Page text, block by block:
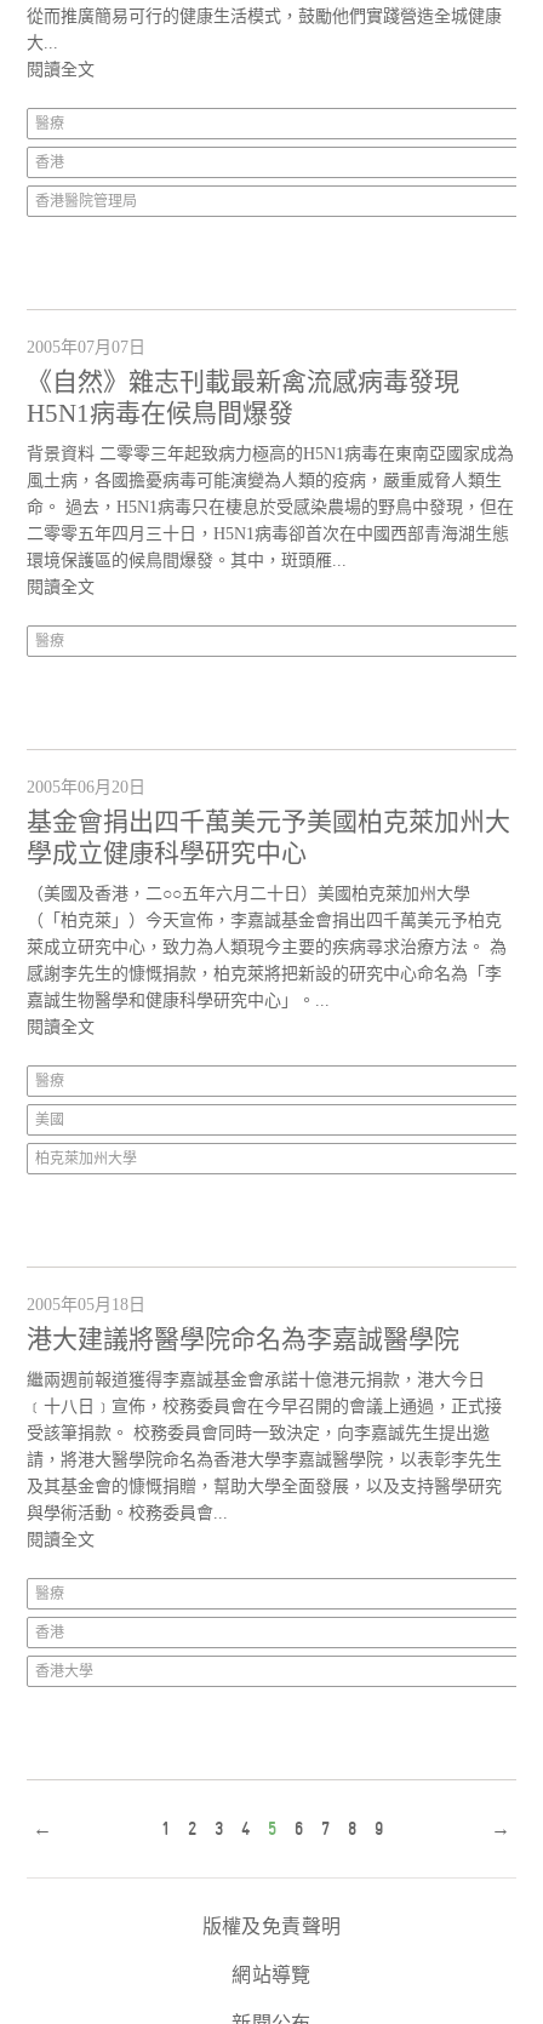
從而推廣簡易可行的健康生活模式，鼓勵他們實踐營造全城健康
大...
閱讀全文
醫療
香港
香港醫院管理局
2005年07月07日
《自然》雜志刊載最新禽流感病毒發現
H5N1病毒在候鳥間爆發
背景資料 二零零三年起致病力極高的H5N1病毒在東南亞國家成為
風土病，各國擔憂病毒可能演變為人類的疫病，嚴重威脅人類生
命。 過去，H5N1病毒只在棲息於受感染農場的野鳥中發現，但在
二零零五年四月三十日，H5N1病毒卻首次在中國西部青海湖生態
環境保護區的候鳥間爆發。其中，斑頭雁...
閱讀全文
醫療
2005年06月20日
基金會捐出四千萬美元予美國柏克萊加州大
學成立健康科學研究中心
（美國及香港，二○○五年六月二十日）美國柏克萊加州大學
（「柏克萊」）今天宣佈，李嘉誠基金會捐出四千萬美元予柏克
萊成立研究中心，致力為人類現今主要的疾病尋求治療方法。 為
感謝李先生的慷慨捐款，柏克萊將把新設的研究中心命名為「李
嘉誠生物醫學和健康科學研究中心」。...
閱讀全文
醫療
美國
柏克萊加州大學
2005年05月18日
港大建議將醫學院命名為李嘉誠醫學院
繼兩週前報道獲得李嘉誠基金會承諾十億港元捐款，港大今日
﹝十八日﹞宣佈，校務委員會在今早召開的會議上通過，正式接
受該筆捐款。 校務委員會同時一致決定，向李嘉誠先生提出邀
請，將港大醫學院命名為香港大學李嘉誠醫學院，以表彰李先生
及其基金會的慷慨捐贈，幫助大學全面發展，以及支持醫學研究
與學術活動。校務委員會...
閱讀全文
醫療
香港
香港大學
← 1 2 3 4 5 6 7 8 9 →
版權及免責聲明
網站導覽